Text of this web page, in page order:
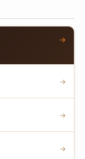
→
→
→
→